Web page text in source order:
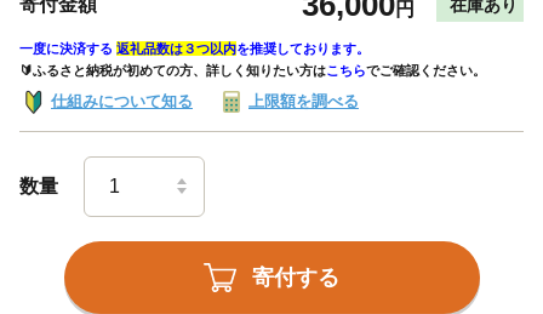
円 在庫あり
一度に決済する 返礼品数は３つ以内を推奨しております。
🔰ふるさと納税が初めての方、詳しく知りたい方はこちらでご確認ください。
仕組みについて知る 上限額を調べる
数量
寄付する